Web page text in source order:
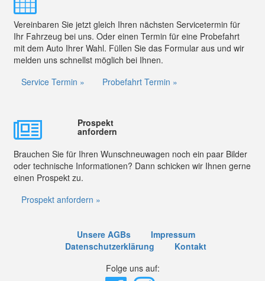
Vereinbaren Sie jetzt gleich Ihren nächsten Servicetermin für
Ihr Fahrzeug bei uns. Oder einen Termin für eine Probefahrt
mit dem Auto Ihrer Wahl. Füllen Sie das Formular aus und wir
melden uns schnellst möglich bei Ihnen.
Service Termin »
Probefahrt Termin »
Prospekt
anfordern
Brauchen Sie für Ihren Wunschneuwagen noch ein paar Bilder
oder technische Informationen? Dann schicken wir Ihnen gerne
einen Prospekt zu.
Prospekt anfordern »
Unsere AGBs
Impressum
Datenschutzerklärung
Kontakt
Folge uns auf: